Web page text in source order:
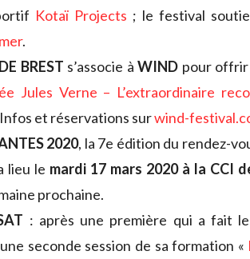
Kotaï Projects ; le festival
.
BREST s’associe àWIND pour
Jules Verne – L’extraordinaire
et réservations surwind-
2020, la 7e édition du rendez-
lieu le mardi 17 mars 2020 à la CCI
prochaine.
: après une première qui a fait
seconde session de sa formation «